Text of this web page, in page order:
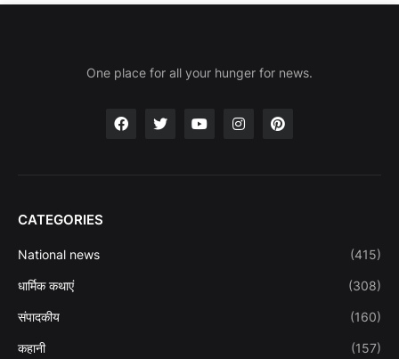
One place for all your hunger for news.
CATEGORIES
National news (415)
धार्मिक कथाएं (308)
संपादकीय (160)
कहानी (157)